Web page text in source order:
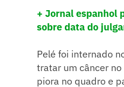
+ Jornal espanhol
sobre data do
Pelé foi internado
tratar um câncer
piora no quadro e